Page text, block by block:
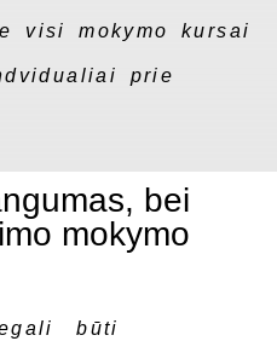
visi mokymo kursai
prie
bei
mokymo
būti